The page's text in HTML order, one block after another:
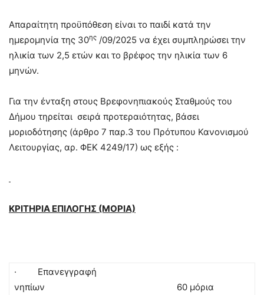
Απαραίτητη προϋπόθεση είναι το παιδί κατά την
ημερομηνία της 30ης /09/2025 να έχει συμπληρώσει την
ηλικία των 2,5 ετών και το βρέφος την ηλικία των 6
μηνών.
Για την ένταξη στους Βρεφονηπιακούς Σταθμούς του
Δήμου τηρείται σειρά προτεραιότητας, βάσει
μοριοδότησης (άρθρο 7 παρ.3 του Πρότυπου Κανονισμού
Λειτουργίας, αρ. ΦΕΚ 4249/17) ως εξής :
ΚΡΙΤΗΡΙΑ ΕΠΙΛΟΓΗΣ (ΜΟΡΙΑ)
· Επανεγγραφή
νηπίων 60 μόρια